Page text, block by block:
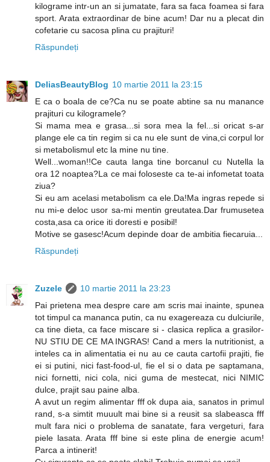
kilograme intr-un an si jumatate, fara sa faca foamea si fara
sport. Arata extraordinar de bine acum! Dar nu a plecat din
cofetarie cu sacosa plina cu prajituri!
Răspundeți
DeliasBeautyBlog 10 martie 2011 la 23:15
E ca o boala de ce?Ca nu se poate abtine sa nu manance
prajituri cu kilogramele?
Si mama mea e grasa...si sora mea la fel...si oricat s-ar
plange ele ca tin regim si ca nu ele sunt de vina,ci corpul lor
si metabolismul etc la mine nu tine.
Well...woman!!Ce cauta langa tine borcanul cu Nutella la
ora 12 noaptea?La ce mai foloseste ca te-ai infometat toata
ziua?
Si eu am acelasi metabolism ca ele.Da!Ma ingras repede si
nu mi-e deloc usor sa-mi mentin greutatea.Dar frumusetea
costa,asa ca orice iti doresti e posibil!
Motive se gasesc!Acum depinde doar de ambitia fiecaruia...
Răspundeți
Zuzele
10 martie 2011 la 23:23
Pai prietena mea despre care am scris mai inainte, spunea
tot timpul ca mananca putin, ca nu exagereaza cu dulciurile,
ca tine dieta, ca face miscare si - clasica replica a grasilor-
NU STIU DE CE MA INGRAS! Cand a mers la nutritionist, a
inteles ca in alimentatia ei nu au ce cauta cartofii prajiti, fie
ei si putini, nici fast-food-ul, fie el si o data pe saptamana,
nici fornetti, nici cola, nici guma de mestecat, nici NIMIC
dulce, prajit sau paine alba.
A avut un regim alimentar fff ok dupa aia, sanatos in primul
rand, s-a simtit muuult mai bine si a reusit sa slabeasca fff
mult fara nici o problema de sanatate, fara vergeturi, fara
piele lasata. Arata fff bine si este plina de energie acum!
Parca a intinerit!